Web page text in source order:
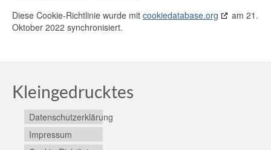
Diese Cookie-Richtlinie wurde mit cookiedatabase.org
am 21.
Oktober 2022 synchronisiert.
Kleingedrucktes
Datenschutzerklärung
Impressum